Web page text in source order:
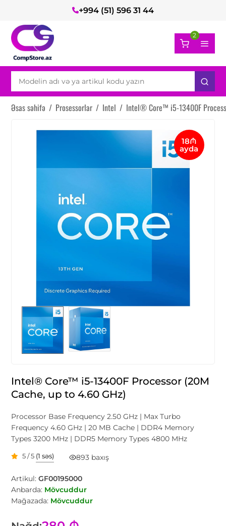
+994 (51) 596 31 44
2
Əsas səhifə / Prosessorlar / Intel / Intel® Core™ i5-13400F
18₼
ayda
Intel® Core™ i5-13400F Processor (20M
Cache, up to 4.60 GHz)
Processor Base Frequency 2.50 GHz | Max Turbo
Frequency 4.60 GHz | 20 MB Cache | DDR4 Memory
Types 3200 MHz | DDR5 Memory Types 4800 MHz
5 / 5 (1 səs) 893 baxış
Artikul:GF00195000
Anbarda: Mövcuddur
Mağazada: Mövcuddur